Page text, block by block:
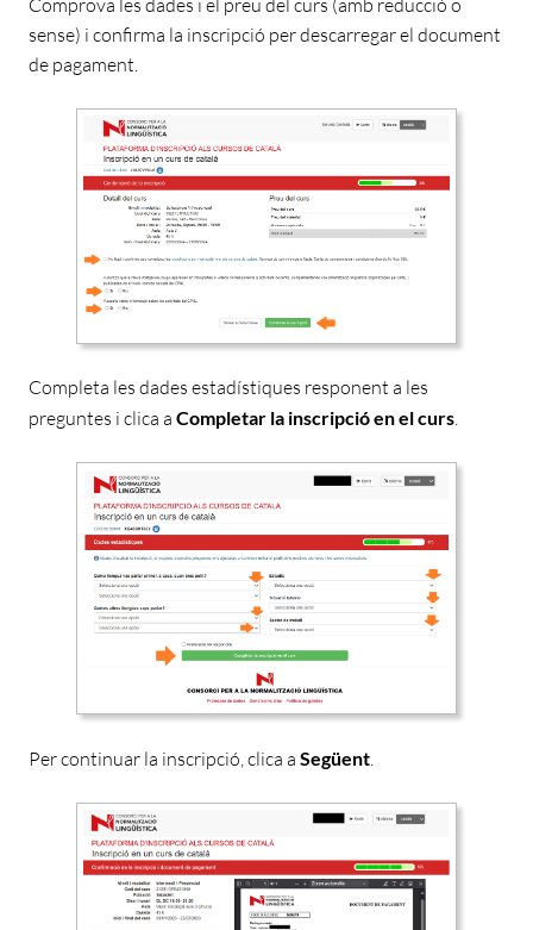
Comprova les dades i el preu del curs (amb reducció o
sense) i confirma la inscripció per descarregarel document
de pagament.
Completa les dades estadístiques responent a les
preguntes i clica a Completar la inscripció en el curs
Per continuar la inscripció, clica a Següent